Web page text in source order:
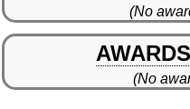
(No
AWARDS
(No